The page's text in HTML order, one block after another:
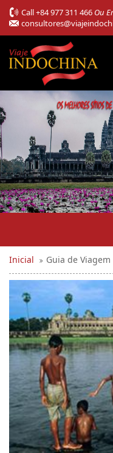
Call+84 977 311 466 Ou
Inicial Guia de Viagem